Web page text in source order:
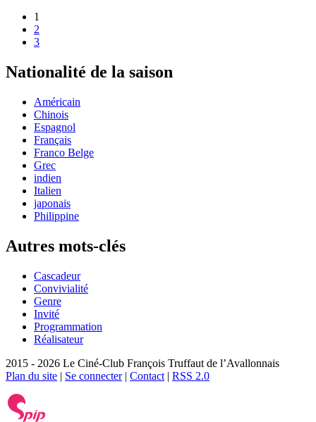
1
2
3
Nationalité de la saison
Américain
Chinois
Espagnol
Français
Franco Belge
Grec
indien
Italien
japonais
Philippine
Autres mots-clés
Cascadeur
Convivialité
Genre
Invité
Programmation
Réalisateur
2015 - 2026 Le Ciné-Club François Truffaut de l’Avallonnais
Plan du site | Se connecter| Contact | RSS 2.0